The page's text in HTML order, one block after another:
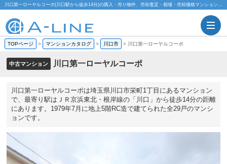
川口第一ローヤルコーポ(川口駅から徒歩14分)の購入・売り物件、売却査定・相場・売却価格マンション情報｜株式会社A-LINE
TOPページ > マンションカタログ > 川口市 > 川口第一ローヤルコーポ
中古マンション 川口第一ローヤルコーポ
川口第一ローヤルコーポは埼玉県川口市栄町1丁目にあるマンション
で、最寄り駅はＪＲ京浜東北・根岸線の「川口」から徒歩14分の距離
にあります。1979年7月に地上5階RC造で建てられた全29戸のマンシ
ョンです。